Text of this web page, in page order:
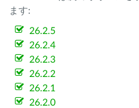
ます:
26.2.5
26.2.4
26.2.3
26.2.2
26.2.1
26.2.0